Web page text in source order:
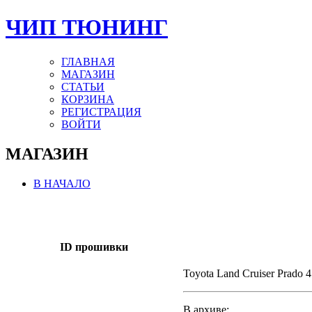
ЧИП ТЮНИНГ
ГЛАВНАЯ
МАГАЗИН
СТАТЬИ
КОРЗИНА
РЕГИСТРАЦИЯ
ВОЙТИ
МАГАЗИН
В НАЧАЛО
ID прошивки
Toyota Land Cruiser Prado
В архиве: